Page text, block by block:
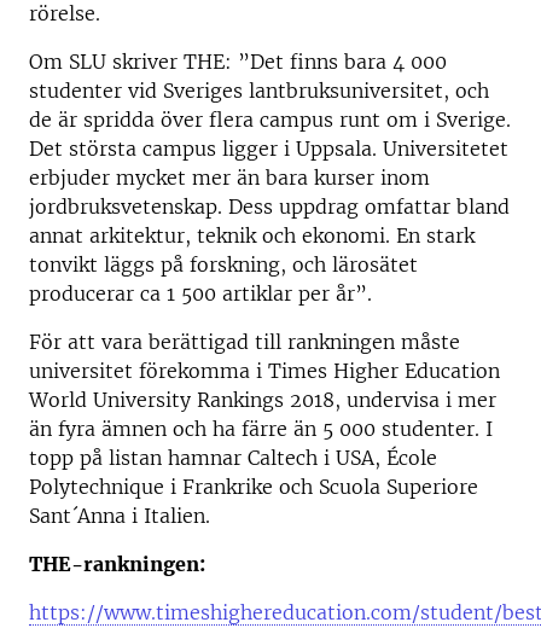
rörelse.
Om SLU skriver THE: ”Det finns bara 4 000
studenter vid Sveriges lantbruksuniversitet, och
de är spridda över flera campus runt om i Sverige.
Det största campus ligger i Uppsala. Universitetet
erbjuder mycket mer än bara kurser inom
jordbruksvetenskap. Dess uppdrag omfattar bland
annat arkitektur, teknik och ekonomi. En stark
tonvikt läggs på forskning, och lärosätet
producerar ca 1 500 artiklar per år”.
För att vara berättigad till rankningen måste
universitet förekomma i Times Higher Education
World University Rankings 2018, undervisa i mer
än fyra ämnen och ha färre än 5 000 studenter. I
topp på listan hamnar Caltech i USA, École
Polytechnique i Frankrike och Scuola Superiore
Sant´Anna i Italien.
THE-rankningen:
https://www.timeshighereducation.com/student/